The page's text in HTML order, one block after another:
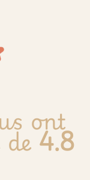
ont
de4.8